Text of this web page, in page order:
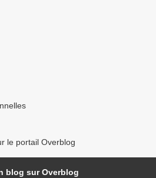
le portail Overblog
blog sur Overblog